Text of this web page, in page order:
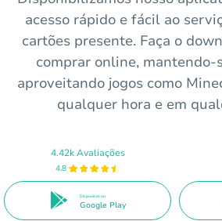
acesso rápido e fácil ao
cartões presente. Faça o
comprar online, mantendo-
aproveitando jogos como
qualquer hora e em
4.42k Avaliações
4.8
Disponível no
Google Play